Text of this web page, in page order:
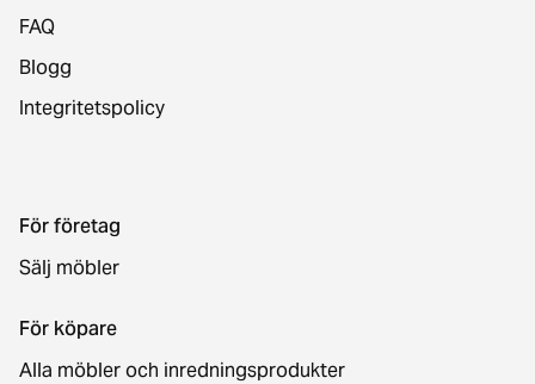
FAQ
Blogg
Integritetspolicy
För företag
Sälj möbler
För köpare
Alla möbler och inredningsprodukter